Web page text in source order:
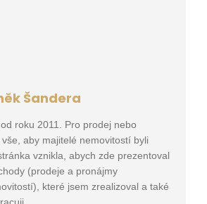
Šandera
roku 2011. Pro prodej nebo
aby majitelé nemovitostí byli
vznikla, abych zde prezentoval
(prodeje a pronájmy
které jsem zrealizoval a také